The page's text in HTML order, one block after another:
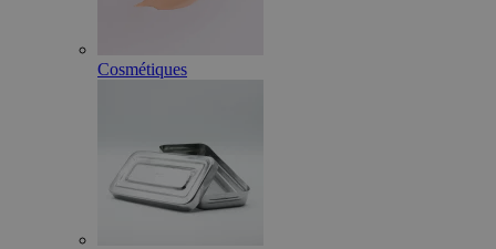
Cosmétiques